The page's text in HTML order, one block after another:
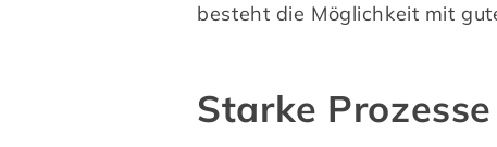
besteht die Möglichkeit mit
Starke